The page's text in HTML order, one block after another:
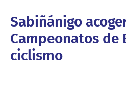
Sabiñánigo
Campeonatos de
ciclismo